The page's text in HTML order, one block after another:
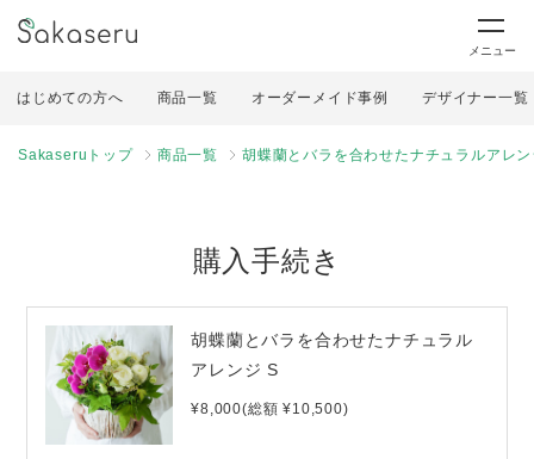
メニュー
はじめての方へ 商品一覧 オーダーメイド事例 デザイナー一覧
Sakaseruトップ 商品一覧 胡蝶蘭とバラを合わせたナチュラルアレ
購入手続き
胡蝶蘭とバラを合わせたナチュラル
アレンジ S
¥8,000(総額 ¥10,500)